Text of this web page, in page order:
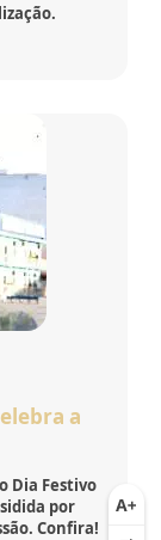
a
Dia Festivo
por
Confira!